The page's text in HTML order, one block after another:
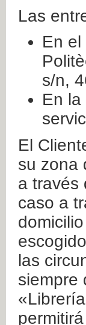
Las
En
s/n,
En
El
su zona
a través
caso a
las
siempre